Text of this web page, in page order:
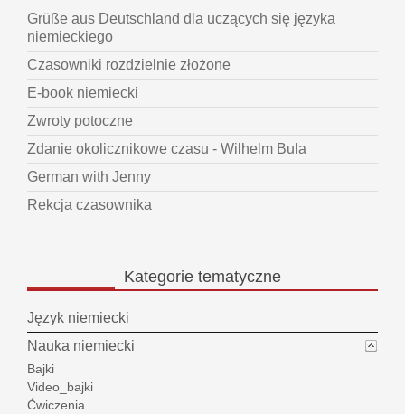
Grüße aus Deutschland dla uczących się języka
niemieckiego
Czasowniki rozdzielnie złożone
E-book niemiecki
Zwroty potoczne
Zdanie okolicznikowe czasu - Wilhelm Bula
German with Jenny
Rekcja czasownika
Kategorie tematyczne
Język niemiecki
Nauka niemiecki
Bajki
Video_bajki
Ćwiczenia